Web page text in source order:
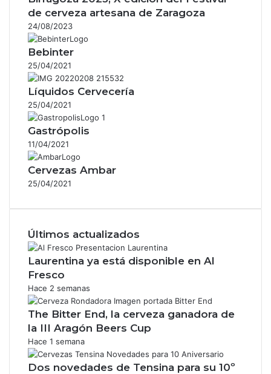
de cerveza artesana de Zaragoza
24/08/2023
Bebinter
25/04/2021
Líquidos Cervecería
25/04/2021
Gastrópolis
11/04/2021
Cervezas Ambar
25/04/2021
Últimos actualizados
Laurentina ya está disponible en Al
Fresco
Hace 2 semanas
The Bitter End, la cerveza ganadora de
la III Aragón Beers Cup
Hace 1 semana
Dos novedades de Tensina para su 10º